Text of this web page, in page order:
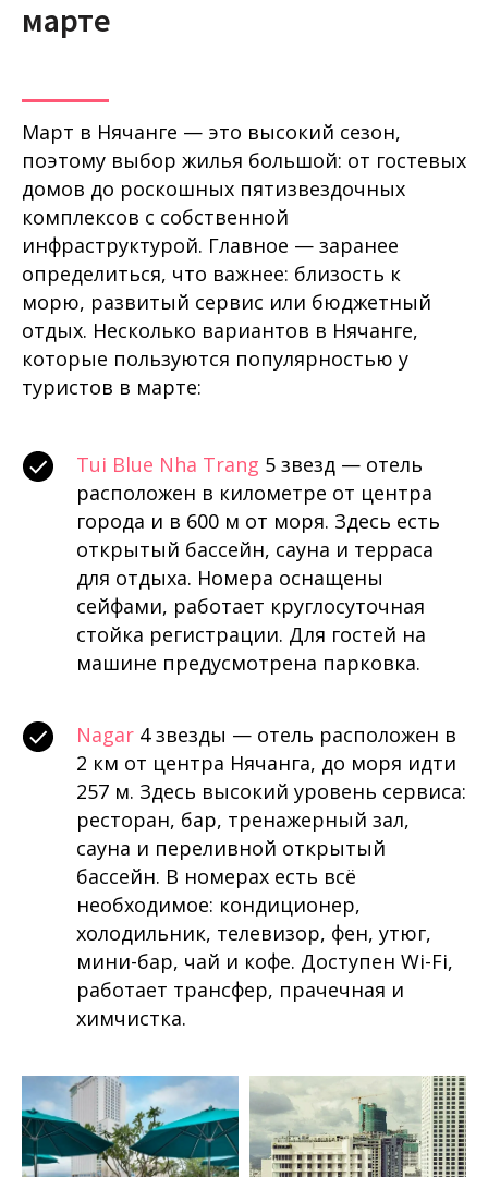
марте
Март в Нячанге — это высокий сезон,
поэтому выбор жилья большой: от гостевых
домов до роскошных пятизвездочных
комплексов с собственной
инфраструктурой. Главное — заранее
определиться, что важнее: близость к
морю, развитый сервис или бюджетный
отдых. Несколько вариантов в Нячанге,
которые пользуются популярностью у
туристов в марте:
Tui Blue Nha Trang 5 звезд — отель
расположен в километре от центра
города и в 600 м от моря. Здесь есть
открытый бассейн, сауна и терраса
для отдыха. Номера оснащены
сейфами, работает круглосуточная
стойка регистрации. Для гостей на
машине предусмотрена парковка.
Nagar 4 звезды — отель расположен в
2 км от центра Нячанга, до моря идти
257 м. Здесь высокий уровень сервиса:
ресторан, бар, тренажерный зал,
сауна и переливной открытый
бассейн. В номерах есть всё
необходимое: кондиционер,
холодильник, телевизор, фен, утюг,
мини-бар, чай и кофе. Доступен Wi-Fi,
работает трансфер, прачечная и
химчистка.